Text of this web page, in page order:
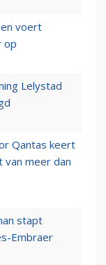
voert
op
Lelystad
Qantas keert
van meer dan
stapt
Embraer